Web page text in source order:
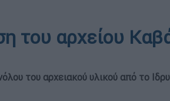
του αρχείου
του αρχειακού υλικού από το